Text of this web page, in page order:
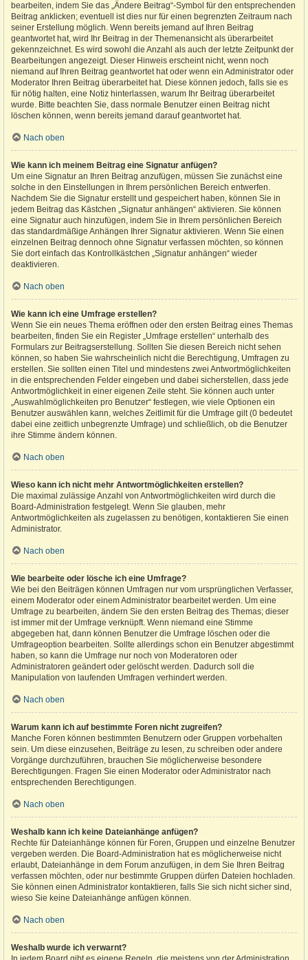
bearbeiten, indem Sie das „Ändere Beitrag“-Symbol für den entsprechenden
Beitrag anklicken; eventuell ist dies nur für einen begrenzten Zeitraum nach
seiner Erstellung möglich. Wenn bereits jemand auf Ihren Beitrag
geantwortet hat, wird Ihr Beitrag in der Themenansicht als überarbeitet
gekennzeichnet. Es wird sowohl die Anzahl als auch der letzte Zeitpunkt der
Bearbeitungen angezeigt. Dieser Hinweis erscheint nicht, wenn noch
niemand auf Ihren Beitrag geantwortet hat oder wenn ein Administrator oder
Moderator Ihren Beitrag überarbeitet hat. Diese können jedoch, falls sie es
für nötig halten, eine Notiz hinterlassen, warum Ihr Beitrag überarbeitet
wurde. Bitte beachten Sie, dass normale Benutzer einen Beitrag nicht
löschen können, wenn bereits jemand darauf geantwortet hat.
Nach oben
Wie kann ich meinem Beitrag eine Signatur anfügen?
Um eine Signatur an Ihren Beitrag anzufügen, müssen Sie zunächst eine
solche in den Einstellungen in Ihrem persönlichen Bereich entwerfen.
Nachdem Sie die Signatur erstellt und gespeichert haben, können Sie in
jedem Beitrag das Kästchen „Signatur anhängen“ aktivieren. Sie können
eine Signatur auch hinzufügen, indem Sie in Ihrem persönlichen Bereich
das standardmäßige Anhängen Ihrer Signatur aktivieren. Wenn Sie einen
einzelnen Beitrag dennoch ohne Signatur verfassen möchten, so können
Sie dort einfach das Kontrollkästchen „Signatur anhängen“ wieder
deaktivieren.
Nach oben
Wie kann ich eine Umfrage erstellen?
Wenn Sie ein neues Thema eröffnen oder den ersten Beitrag eines Themas
bearbeiten, finden Sie ein Register „Umfrage erstellen“ unterhalb des
Formulars zur Beitragserstellung. Sollten Sie diesen Bereich nicht sehen
können, so haben Sie wahrscheinlich nicht die Berechtigung, Umfragen zu
erstellen. Sie sollten einen Titel und mindestens zwei Antwortmöglichkeiten
in die entsprechenden Felder eingeben und dabei sicherstellen, dass jede
Antwortmöglichkeit in einer eigenen Zeile steht. Sie können auch unter
„Auswahlmöglichkeiten pro Benutzer“ festlegen, wie viele Optionen ein
Benutzer auswählen kann, welches Zeitlimit für die Umfrage gilt (0 bedeutet
dabei eine zeitlich unbegrenzte Umfrage) und schließlich, ob die Benutzer
ihre Stimme ändern können.
Nach oben
Wieso kann ich nicht mehr Antwortmöglichkeiten erstellen?
Die maximal zulässige Anzahl von Antwortmöglichkeiten wird durch die
Board-Administration festgelegt. Wenn Sie glauben, mehr
Antwortmöglichkeiten als zugelassen zu benötigen, kontaktieren Sie einen
Administrator.
Nach oben
Wie bearbeite oder lösche ich eine Umfrage?
Wie bei den Beiträgen können Umfragen nur vom ursprünglichen Verfasser,
einem Moderator oder einem Administrator bearbeitet werden. Um eine
Umfrage zu bearbeiten, ändern Sie den ersten Beitrag des Themas; dieser
ist immer mit der Umfrage verknüpft. Wenn niemand eine Stimme
abgegeben hat, dann können Benutzer die Umfrage löschen oder die
Umfrageoption bearbeiten. Sollte allerdings schon ein Benutzer abgestimmt
haben, so kann die Umfrage nur noch von Moderatoren oder
Administratoren geändert oder gelöscht werden. Dadurch soll die
Manipulation von laufenden Umfragen verhindert werden.
Nach oben
Warum kann ich auf bestimmte Foren nicht zugreifen?
Manche Foren können bestimmten Benutzern oder Gruppen vorbehalten
sein. Um diese einzusehen, Beiträge zu lesen, zu schreiben oder andere
Vorgänge durchzuführen, brauchen Sie möglicherweise besondere
Berechtigungen. Fragen Sie einen Moderator oder Administrator nach
entsprechenden Berechtigungen.
Nach oben
Weshalb kann ich keine Dateianhänge anfügen?
Rechte für Dateianhänge können für Foren, Gruppen und einzelne Benutzer
vergeben werden. Die Board-Administration hat es möglicherweise nicht
erlaubt, Dateianhänge in dem Forum anzufügen, in dem Sie Ihren Beitrag
verfassen möchten, oder nur bestimmte Gruppen dürfen Dateien hochladen.
Sie können einen Administrator kontaktieren, falls Sie sich nicht sicher sind,
wieso Sie keine Dateianhänge anfügen können.
Nach oben
Weshalb wurde ich verwarnt?